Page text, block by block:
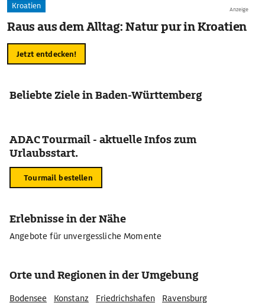
Anzeige
Kroatien
Raus aus dem Alltag: Natur pur in Kroatien
Jetzt entdecken!
Beliebte Ziele in Baden-Württemberg
ADAC Tourmail - aktuelle Infos zum
Urlaubsstart.
Tourmail bestellen
Erlebnisse in der Nähe
Angebote für unvergessliche Momente
Orte und Regionen in der Umgebung
Bodensee Konstanz Friedrichshafen Ravensburg